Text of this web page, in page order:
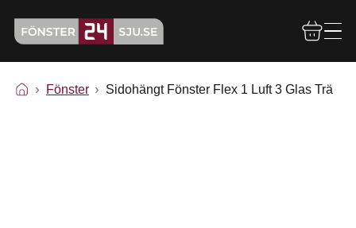
Fönster Sidohängt Fönster Flex 1 Luft 3 Glas Trä